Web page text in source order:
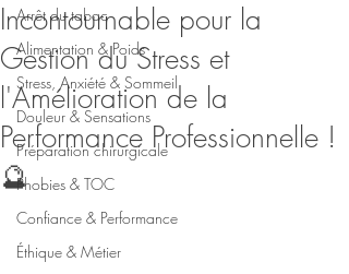
Arrêt du tabac
Alimentation & Poids
Stress, Anxiété & Sommeil
Douleur & Sensations
Préparation chirurgicale
Phobies & TOC
Confiance & Performance
Éthique & Métier
Incontournable pour la
Gestion du Stress et
l'Amélioration de la
Performance Professionnelle !
🔮